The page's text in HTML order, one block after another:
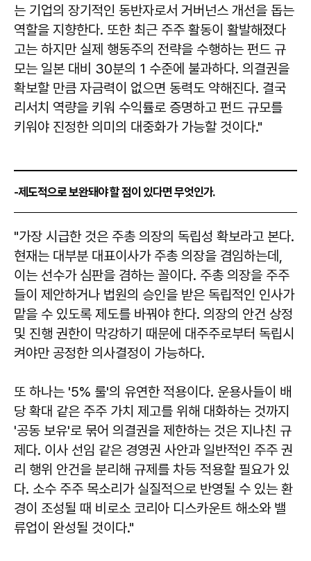
는 기업의 장기적인 동반자로서 거버넌스 개선을 돕는
역할을 지향한다. 또한 최근 주주 활동이 활발해졌다
고는 하지만 실제 행동주의 전략을 수행하는 펀드 규
모는 일본 대비 30분의 1 수준에 불과하다. 의결권을
확보할 만큼 자금력이 없으면 동력도 약해진다. 결국
리서치 역량을 키워 수익률로 증명하고 펀드 규모를
키워야 진정한 의미의 대중화가 가능할 것이다."
-제도적으로 보완돼야 할 점이 있다면 무엇인가.
"가장 시급한 것은 주총 의장의 독립성 확보라고 본다.
현재는 대부분 대표이사가 주총 의장을 겸임하는데,
이는 선수가 심판을 겸하는 꼴이다. 주총 의장을 주주
들이 제안하거나 법원의 승인을 받은 독립적인 인사가
맡을 수 있도록 제도를 바꿔야 한다. 의장의 안건 상정
및 진행 권한이 막강하기 때문에 대주주로부터 독립시
켜야만 공정한 의사결정이 가능하다.
또 하나는 '5% 룰'의 유연한 적용이다. 운용사들이 배
당 확대 같은 주주 가치 제고를 위해 대화하는 것까지
'공동 보유'로 묶어 의결권을 제한하는 것은 지나친 규
제다. 이사 선임 같은 경영권 사안과 일반적인 주주 권
리 행위 안건을 분리해 규제를 차등 적용할 필요가 있
다. 소수 주주 목소리가 실질적으로 반영될 수 있는 환
경이 조성될 때 비로소 코리아 디스카운트 해소와 밸
류업이 완성될 것이다."